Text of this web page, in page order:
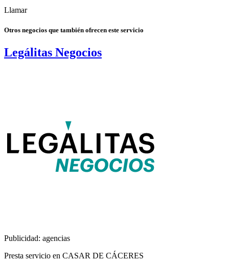
Llamar
Otros negocios que también ofrecen este servicio
Legálitas Negocios
Publicidad: agencias
Presta servicio en CASAR DE CÁCERES